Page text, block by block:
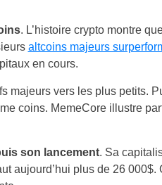
. L’histoire crypto montre
altcoins majeurs
en cours.
majeurs vers les plus petits.
coins. MemeCore illustre
son lancement. Sa
aujourd’hui plus de 26 000$.